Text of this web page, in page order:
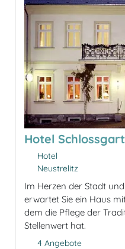
Hotel
Hotel
Neustrelitz
Im Herzen der Stadt
erwartet Sie ein Haus
dem die Pflege der
Stellenwert hat.
4 Angebote